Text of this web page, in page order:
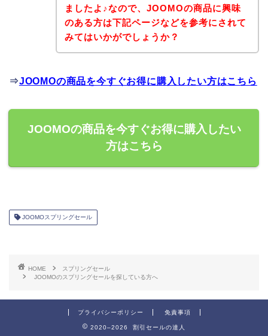
ましたよ♪なので、JOOMOの商品に興味
のある方は下記ページなどを参考にされて
みてはいかがでしょうか？
⇒JOOMOの商品を今すぐお得に購入したい方はこちら
JOOMOの商品を今すぐお得に購入したい
方はこちら
JOOMOスプリングセール
HOME
スプリングセール
JOOMOのスプリングセールを探している方へ
プライバシーポリシー 免責事項
2020–2026 割引セールの達人